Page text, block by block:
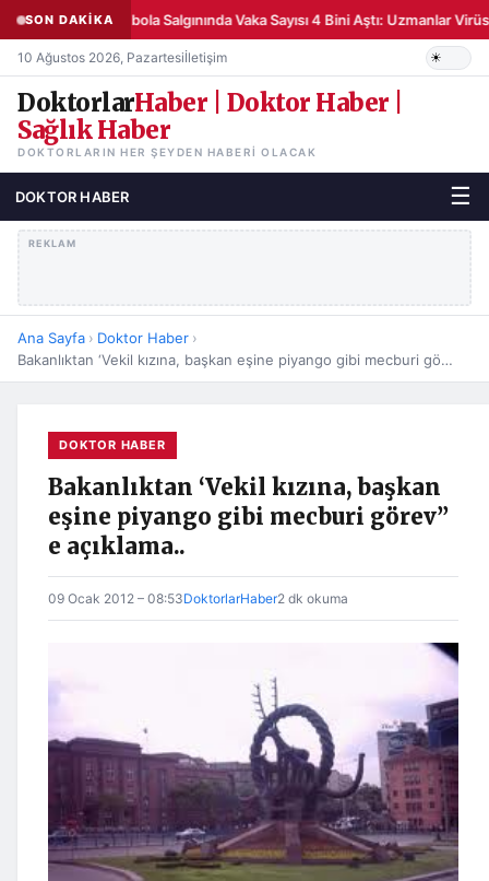
SON DAKİKA Ebola Salgınında Vaka Sayısı 4 Bini Aştı: Uzmanlar
10 Ağustos 2026, Pazartesiİletişim
DoktorlarHaber | Doktor Haber |
Sağlık Haber
DOKTORLARIN HER ŞEYDEN HABERI OLACAK
DOKTOR HABER ☰
REKLAM
Ana Sayfa › Doktor Haber ›
Bakanlıktan ‘Vekil kızına, başkan eşine piyango gibi mecburi görev” e açıklama..
DOKTOR HABER
Bakanlıktan ‘Vekil kızına, başkan
eşine piyango gibi mecburi görev”
e açıklama..
09 Ocak 2012 – 08:53DoktorlarHaber2 dk okuma